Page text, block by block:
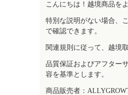
こんにちは！越境商品を
特別な説明がない場合、
で確認できます。
関連規則に従って、越境
品質保証およびアフター
容を基準とします。
商品販売者：